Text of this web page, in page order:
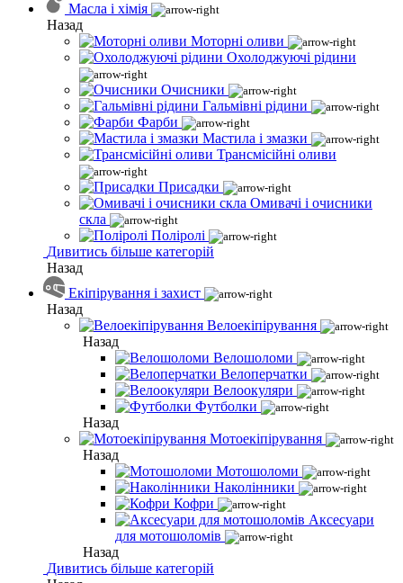
Масла і хімія
Назад
Моторні оливи
Охолоджуючі рідини
Очисники
Гальмівні рідини
Фарби
Мастила і змазки
Трансмісійні оливи
Присадки
Омивачі і очисники
скла
Поліролі
Дивитись більше категорій
Назад
Екіпірування і захист
Назад
Велоекіпірування
Назад
Велошоломи
Велоперчатки
Велоокуляри
Футболки
Назад
Мотоекіпірування
Назад
Мотошоломи
Наколінники
Кофри
Аксесуари
для мотошоломів
Назад
Дивитись більше категорій